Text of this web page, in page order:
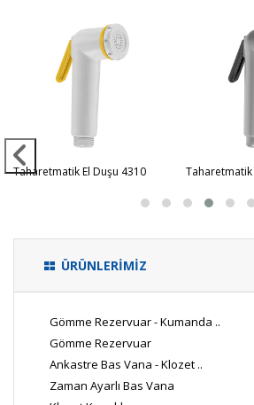
Taharetmatik El Duşu 4310 Taharetmatik
ÜRÜNLERİMİZ
Gömme Rezervuar - Kumanda ..
Gömme Rezervuar
Ankastre Bas Vana - Klozet ..
Zaman Ayarlı Bas Vana